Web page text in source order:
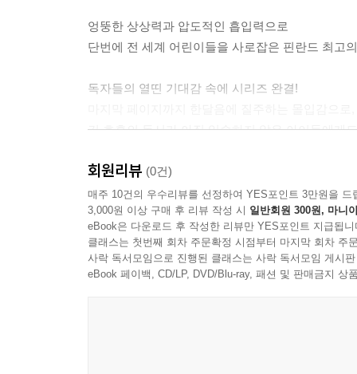
엉뚱한 상상력과 압도적인 흡입력으로
단번에 전 세계 어린이들을 사로잡은 핀란드 최고
독자들의 열띤 기대감 속에 시리즈 완결!
긴 호흡의 독서가 아직 익숙하지 않은 아이들에게
『몬스터 내니』 시리즈에 쏟아진 찬사!
“이건 비밀인데, 아이가 화장실도 안 가고 읽어
알려주더라고요!” _꿈***맘
“아이가 책 한 권을 다 읽도록 엉덩이 한 번 움직
할 것이고, 『해리포터』 등을 재미있게 본 어른이
회원리뷰 (0건)
매주 10건의 우수리뷰를 선정하여 YES포인트 3만원을 드
3,000원 이상 구매 후 리뷰 작성 시 일반회원 300원, 마니
eBook은 다운로드 후 작성한 리뷰만 YES포인트 지급됩니
클래스는 첫번째 회차 주문확정 시점부터 마지막 회차 주
사락 독서모임으로 진행된 클래스는 사락 독서모임 게시
eBook 페이백, CD/LP, DVD/Blu-ray, 패션 및 판매금지 상